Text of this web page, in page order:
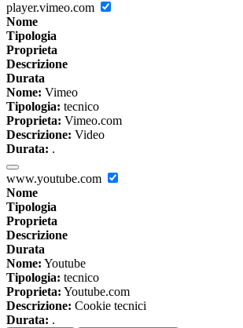
player.vimeo.com
Nome
Tipologia
Proprieta
Descrizione
Durata
Nome: Vimeo
Tipologia: tecnico
Proprieta: Vimeo.com
Descrizione: Video
Durata: .
www.youtube.com
Nome
Tipologia
Proprieta
Descrizione
Durata
Nome: Youtube
Tipologia: tecnico
Proprieta: Youtube.com
Descrizione: Cookie tecnici
Durata: .